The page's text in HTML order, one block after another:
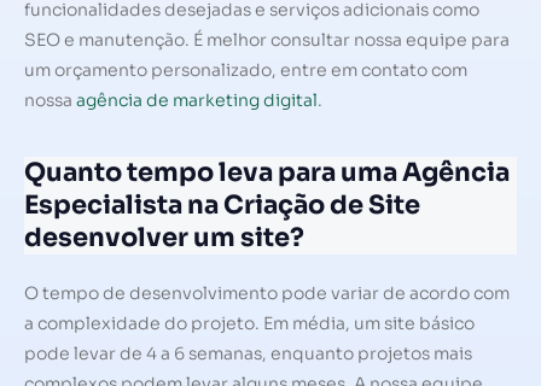
funcionalidades desejadas e serviços adicionais como
SEO e manutenção. É melhor consultar nossa equipe para
um orçamento personalizado, entre em contato com
nossa agência de marketing digital.
Quanto tempo leva para uma Agência
Especialista na Criação de Site
desenvolver um site?
O tempo de desenvolvimento pode variar de acordo com
a complexidade do projeto. Em média, um site básico
pode levar de 4 a 6 semanas, enquanto projetos mais